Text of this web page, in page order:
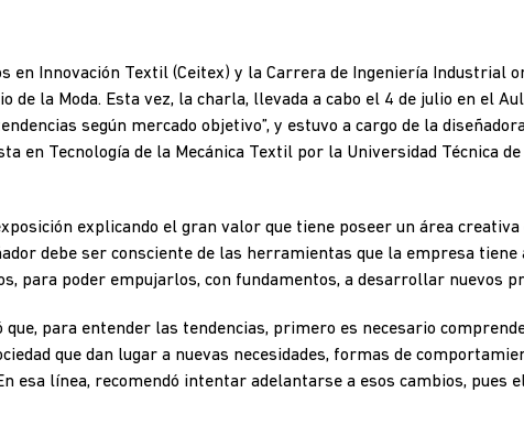
en Innovación Textil (Ceitex) y la Carrera de Ingeniería Industrial
de la Moda. Esta vez, la charla, llevada a cabo el 4 de julio en el
según mercado objetivo”, y estuvo a cargo de la
en Tecnología de la Mecánica Textil por la Universidad Técnica
explicando el gran valor que tiene poseer un área creativa
debe ser consciente de las herramientas que la empresa tiene
para poder empujarlos, con fundamentos, a desarrollar nuevos
que, para entender las tendencias, primero es necesario
que dan lugar a nuevas necesidades, formas de
esa línea, recomendó intentar adelantarse a esos cambios, pues